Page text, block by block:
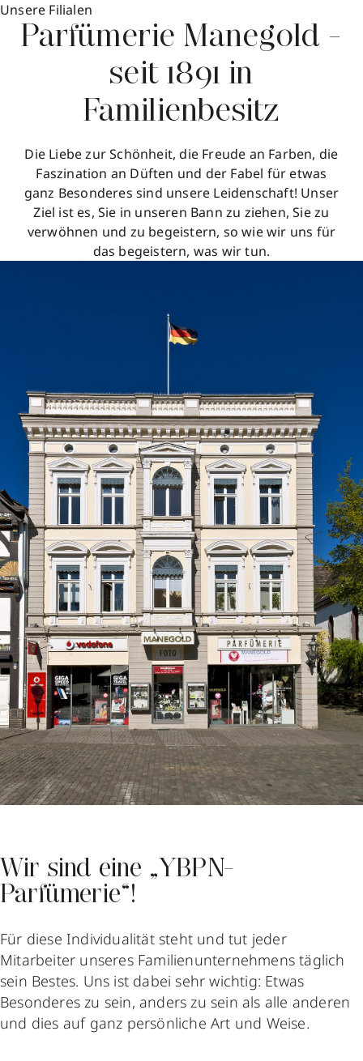
Unsere Filialen
Parfümerie Manegold -
seit 1891 in
Familienbesitz
Die Liebe zur Schönheit, die Freude an Farben, die
Faszination an Düften und der Fabel für etwas
ganz Besonderes sind unsere Leidenschaft! Unser
Ziel ist es, Sie in unseren Bann zu ziehen, Sie zu
verwöhnen und zu begeistern, so wie wir uns für
das begeistern, was wir tun.
Wir sind eine „YBPN-
Parfümerie“!
Für diese Individualität steht und tut jeder
Mitarbeiter unseres Familienunternehmens täglich
sein Bestes. Uns ist dabei sehr wichtig: Etwas
Besonderes zu sein, anders zu sein als alle anderen
und dies auf ganz persönliche Art und Weise.